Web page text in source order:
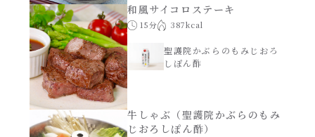
和風サイコロステーキ
15分 387kcal
聖護院かぶらのもみじおろ
しぽん酢
牛しゃぶ（聖護院かぶらのもみ
じおろしぽん酢）